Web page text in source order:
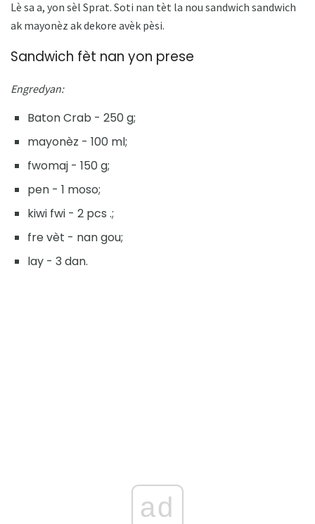
Lè sa a, yon sèl Sprat. Soti nan tèt la nou sandwich sandwich
ak mayonèz ak dekore avèk pèsi.
Sandwich fèt nan yon prese
Engredyan:
Baton Crab - 250 g;
mayonèz - 100 ml;
fwomaj - 150 g;
pen - 1 moso;
kiwi fwi - 2 pcs .;
fre vèt - nan gou;
lay - 3 dan.
ad